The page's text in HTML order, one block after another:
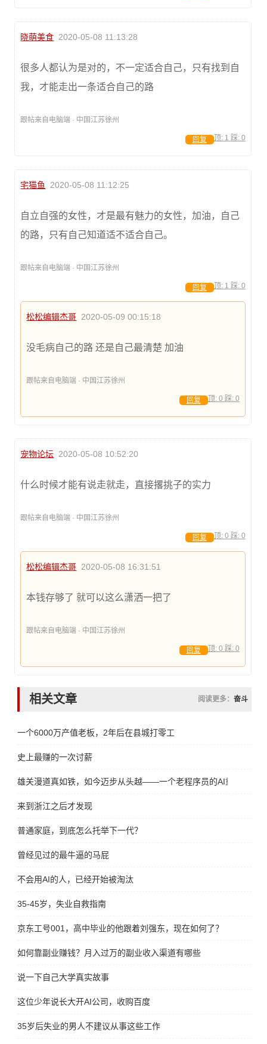
晓萌美食 2020-05-08 11:13:28
很多人都认为是对的，不一定适合自己，只有找到自
我，才能走出一条适合自己的路
跟帖来自电脑端 · 中国江苏徐州
顶: 1 踩: 0
回复
宅猫鱼 2020-05-08 11:12:25
自立自强的女性，才是最有魅力的女性，加油，自己
的路，只有自己知道适不适合自己。
跟帖来自电脑端 · 中国江苏徐州
顶: 1 踩: 0
回复
松松编辑杰哥 2020-05-09 00:15:18
没毛病自己的路 还是自己最清楚 加油
跟帖来自电脑端 · 中国江苏徐州
顶: 0 踩: 0
回复
宠物论坛 2020-05-08 10:52:20
什么时候才能有说走就走，直接撂挑子的实力
跟帖来自电脑端 · 中国江苏徐州
顶: 0 踩: 0
回复
松松编辑杰哥 2020-05-08 16:31:51
本钱存够了 就可以这么潇洒一把了
跟帖来自电脑端 · 中国江苏徐州
顶: 0 踩: 0
回复
相关文章 阅读更多： 奋斗
一个6000万产值老板，2年后在县城打零工
史上最赚的一次讨薪
雄关漫道真如铁，如今迈步从头越——一个老程序员的AI重生宣言
来到浙江之后才发现
普通家庭，到底怎么托举下一代？
曾经见过的最牛逼的马屁
不会用AI的人，已经开始被淘汰
35-45岁，失业自救指南
京东工号001，高中毕业的他跟着刘强东，现在如何了？
如何靠副业赚钱？月入过万的副业收入渠道有哪些
说一下自己大学真实故事
这位少年说长大开AI公司，收购百度
35岁后失业的男人不建议从事这些工作